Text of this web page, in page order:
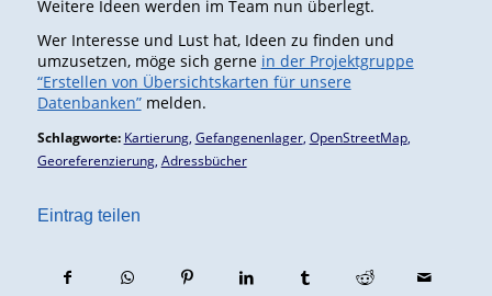
Weitere Ideen werden im Team nun überlegt.
Wer Interesse und Lust hat, Ideen zu finden und
umzusetzen, möge sich gerne in der Projektgruppe
“Erstellen von Übersichtskarten für unsere
Datenbanken”melden.
Schlagworte: Kartierung, Gefangenenlager, OpenStreetMap,
Georeferenzierung, Adressbücher
Eintrag teilen